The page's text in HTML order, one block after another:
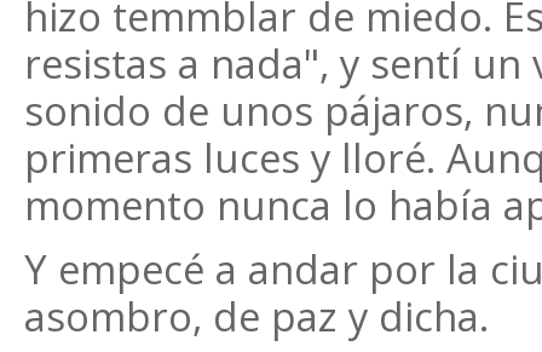
hizo temmblar de miedo.
resistas a nada", y sentí un
sonido de unos pájaros,
primeras luces y lloré.
momento nunca lo había
Y empecé a andar por la
asombro, de paz y dicha.